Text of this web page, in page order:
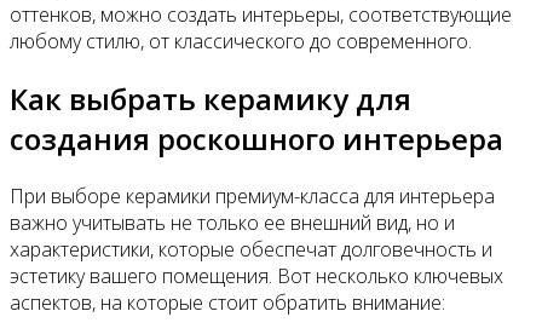
оттенков, можно создать интерьеры, соответствующие
любому стилю, от классического до современного.
Как выбрать керамику для
создания роскошного интерьера
При выборе керамики премиум-класса для интерьера
важно учитывать не только ее внешний вид, но и
характеристики, которые обеспечат долговечность и
эстетику вашего помещения. Вот несколько ключевых
аспектов, на которые стоит обратить внимание: